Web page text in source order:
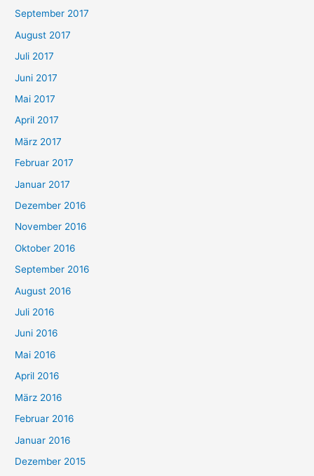
September 2017
August 2017
Juli 2017
Juni 2017
Mai 2017
April 2017
März 2017
Februar 2017
Januar 2017
Dezember 2016
November 2016
Oktober 2016
September 2016
August 2016
Juli 2016
Juni 2016
Mai 2016
April 2016
März 2016
Februar 2016
Januar 2016
Dezember 2015